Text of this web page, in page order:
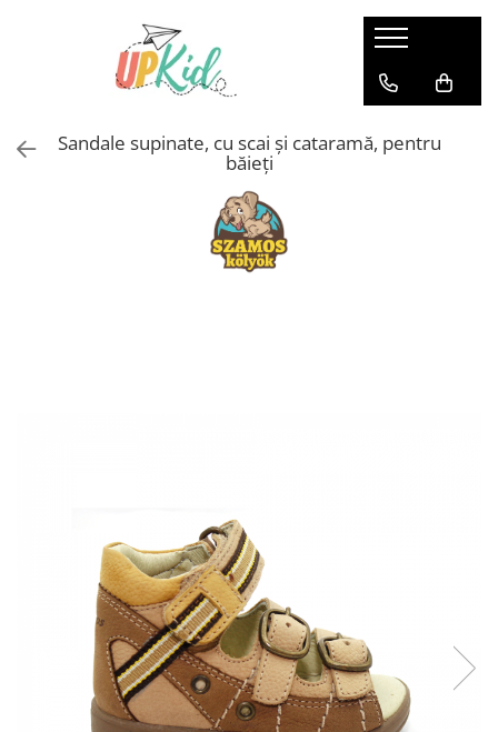
Pentru iarnă
GheteSandale supinate, cu scai și cataramă, pentru
băieți